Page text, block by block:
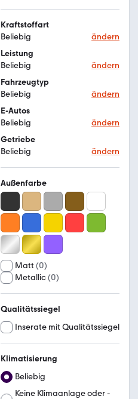
Kraftstoffart
Beliebig
ändern
Leistung
Beliebig
ändern
Fahrzeugtyp
Beliebig
ändern
E-Autos
Beliebig
ändern
Getriebe
Beliebig
ändern
Außenfarbe
Matt (0)
Metallic(0)
Qualitätssiegel
Inserate mit Qualitätssiegel
Klimatisierung
Beliebig
Keine Klimaanlage oder -